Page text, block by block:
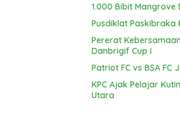
1.000 Bibit Mangrove
Pusdiklat Paskibraka
Pererat
Danbrigif Cup I
Patriot FC vs BSA FC
KPC Ajak Pelajar
Utara